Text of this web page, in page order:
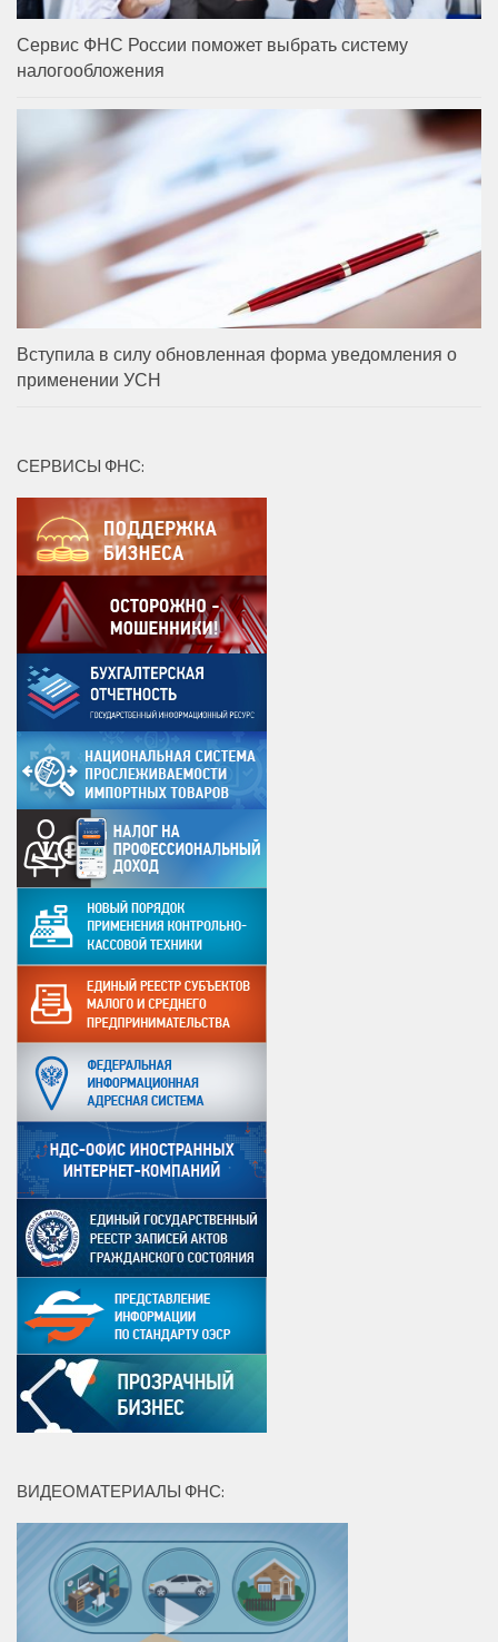
Сервис ФНС России поможет выбрать систему
налогообложения
Вступила в силу обновленная форма уведомления о
применении УСН
СЕРВИСЫ ФНС:
ВИДЕОМАТЕРИАЛЫ ФНС: